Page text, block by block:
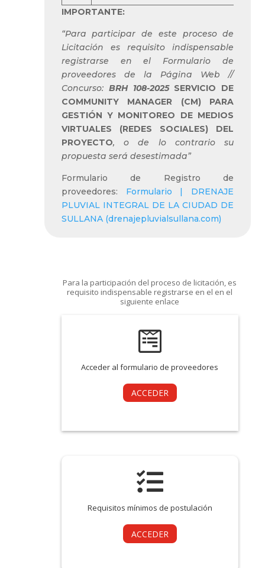
IMPORTANTE:
“Para participar de este proceso de
Licitación es requisito indispensable
registrarse en el Formulario de
proveedores de la Página Web //
Concurso: BRH 108-2025SERVICIO DE
COMMUNITY MANAGER (CM) PARA
GESTIÓN Y MONITOREO DE MEDIOS
VIRTUALES (REDES SOCIALES) DEL
PROYECTO, o de lo contrario su
propuesta será desestimada”
Formulario de Registro de
proveedores: Formulario | DRENAJE
PLUVIAL INTEGRAL DE LA CIUDAD DE
SULLANA (drenajepluvialsullana.com)
Para la participación del proceso de licitación, es
requisito indispensable registrarse en el en el
siguiente enlace

Acceder al formulario de proveedores
ACCEDER

Requisitos mínimos de postulación
ACCEDER